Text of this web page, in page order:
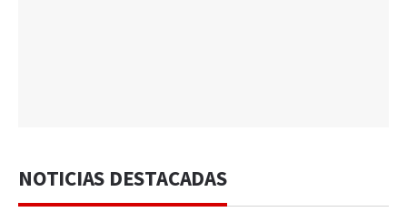
NOTICIAS DESTACADAS